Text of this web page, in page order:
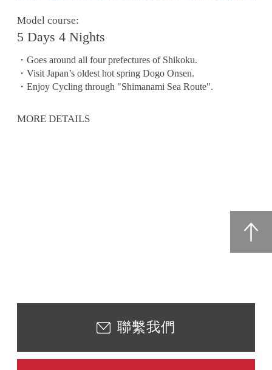
Model course:
5 Days 4 Nights
・Goes around all four prefectures of Shikoku.
・Visit Japan’s oldest hot spring Dogo Onsen.
・Enjoy Cycling through "Shimanami Sea Route".
MORE DETAILS
聯繫我們